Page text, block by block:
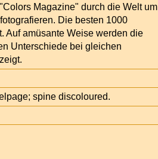
Magazine" durch die Welt um
Die besten 1000
Auf amüsante Weise werden die
Unterschiede bei gleichen
spine discoloured.